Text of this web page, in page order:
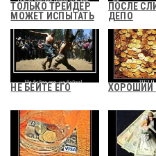
ТОЛЬКО ТРЕЙДЕР
МОЖЕТ ИСПЫТАТЬ
ПОСЛЕ
ДЕПО
НЕ БЕЙТЕ ЕГО ХОРОШИЙ